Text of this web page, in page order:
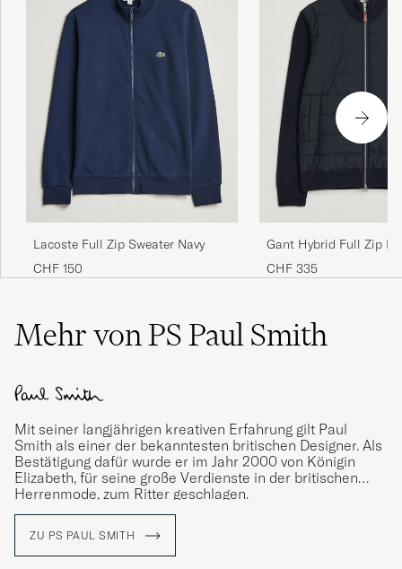
Lacoste Full Zip Sweater Navy
CHF 150
Gant Hybrid Full Zip
CHF 335
Mehr von PS Paul Smith
Mit seiner langjährigen kreativen Erfahrung gilt Paul
Smith als einer der bekanntesten britischen Designer. Als
Bestätigung dafür wurde er im Jahr 2000 von Königin
Elizabeth, für seine große Verdienste in der britischen
Herrenmode, zum Ritter geschlagen.
ist, der in einen schweren Fahrradunfall verwickelt wurde
und längere Zeit im Krankenhaus verbringen musste. Dort
ZU PS PAUL SMITH